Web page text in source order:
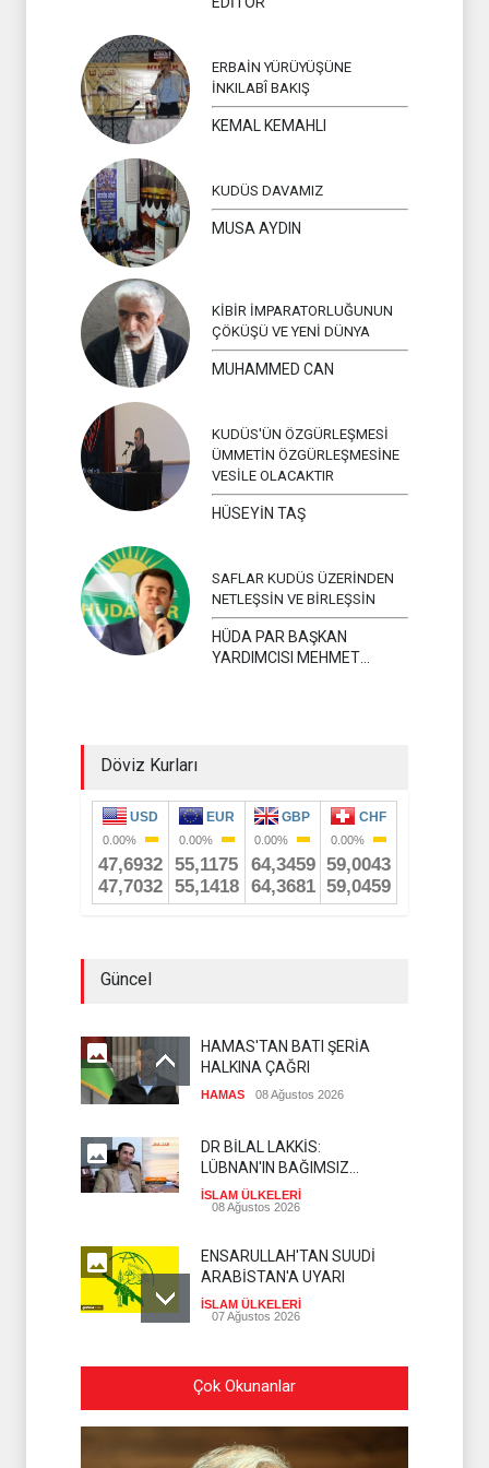
ERBAİN YÜRÜYÜŞÜNE
İNKILABÎ BAKIŞ
KEMAL KEMAHLI
KUDÜS DAVAMIZ
MUSA AYDIN
KİBİR İMPARATORLUĞUNUN
ÇÖKÜŞÜ VE YENİ DÜNYA
MUHAMMED CAN
KUDÜS'ÜN ÖZGÜRLEŞMESİ
ÜMMETİN ÖZGÜRLEŞMESİNE
VESİLE OLACAKTIR
HÜSEYİN TAŞ
SAFLAR KUDÜS ÜZERİNDEN
NETLEŞSİN VE BİRLEŞSİN
HÜDA PAR BAŞKAN
YARDIMCISI MEHMET
Döviz Kurları
Güncel
HAMAS'TAN BATI ŞERİA
HALKINA ÇAĞRI
HAMAS 08 Ağustos 2026
DR BİLAL LAKKİS:
LÜBNAN'IN BAĞIMSIZ
OLMASI İSTENMİYOR
İSLAM ÜLKELERİ
08 Ağustos 2026
ENSARULLAH'TAN SUUDİ
ARABİSTAN'A UYARI
İSLAM ÜLKELERİ
07 Ağustos 2026
THE TELEGRAPH: İRAN
SAVAŞTAN ZAFERLE ÇIKTI
İSLAM ÜLKELERİ
07 Ağustos 2026
Çok Okunanlar